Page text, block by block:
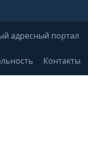
адресный портал
Контакты